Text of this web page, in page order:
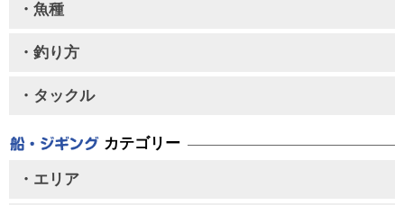
・魚種
・釣り方
・タックル
カテゴリー
・エリア